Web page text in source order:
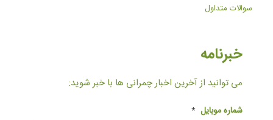
سوالات متداول
خبرنامه
می توانید از آخرین اخبار چمرانی ها با خبر شوید:
شماره موبایل *